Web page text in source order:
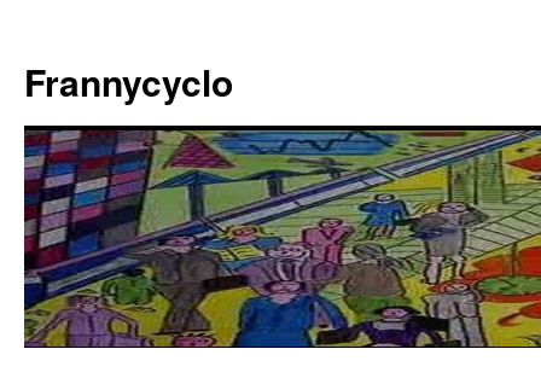
contenu
Frannycyclo